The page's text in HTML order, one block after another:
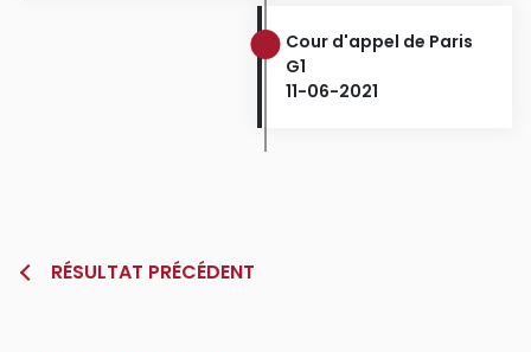
Cour d'appel de Paris
G1
11-06-2021
RÉSULTAT PRÉCÉDENT